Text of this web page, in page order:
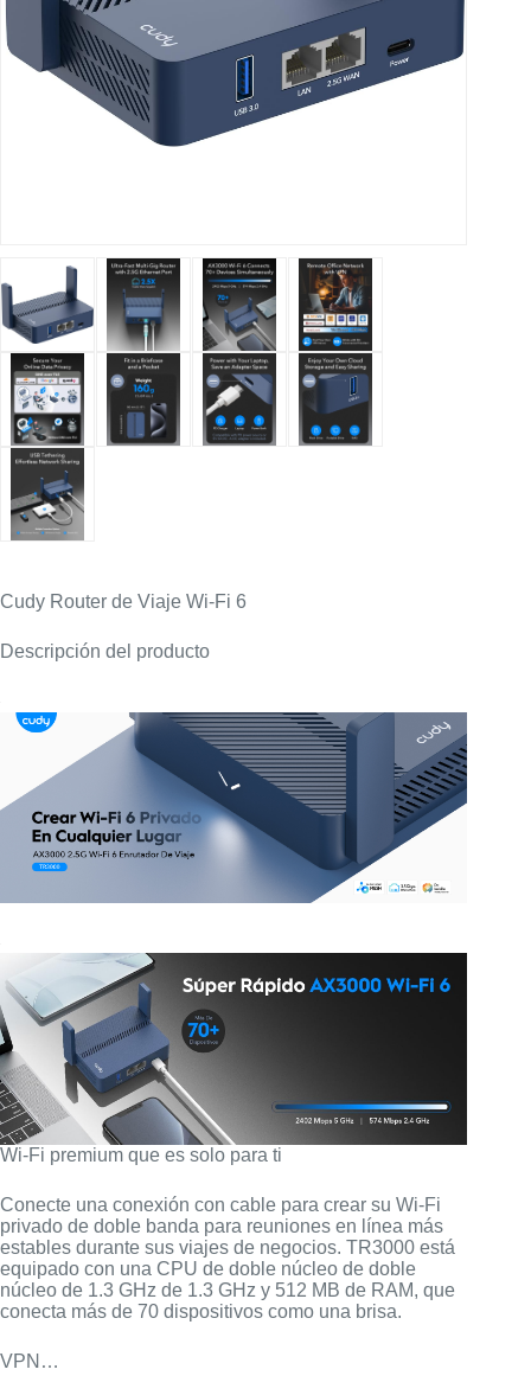
Cudy Router de Viaje Wi-Fi 6
Descripción del producto
Wi-Fi premium que es solo para ti
Conecte una conexión con cable para crear su Wi-Fi
privado de doble banda para reuniones en línea más
estables durante sus viajes de negocios. TR3000 está
equipado con una CPU de doble núcleo de doble
núcleo de 1.3 GHz de 1.3 GHz y 512 MB de RAM, que
conecta más de 70 dispositivos como una brisa.
VPN…